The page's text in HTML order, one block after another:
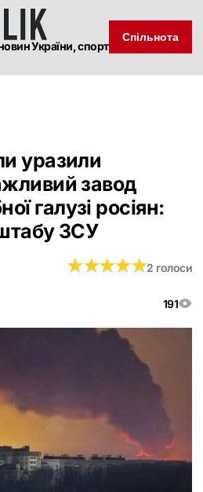
України, спорт
Спільнота
уразили
завод
галузі росіян:
ЗСУ
191
★★★★★
★★★★★2 голоси